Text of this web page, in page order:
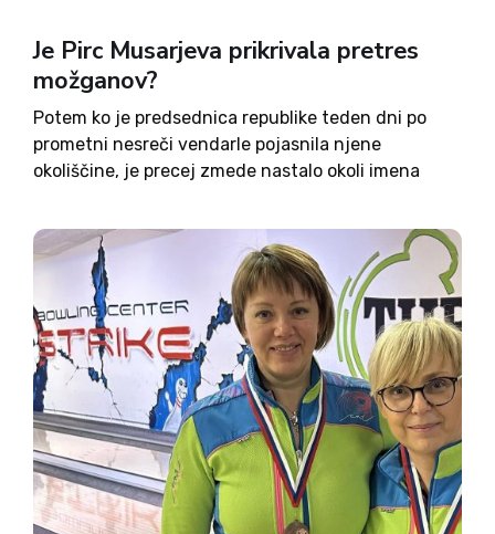
Je Pirc Musarjeva prikrivala pretres
možganov?
Potem ko je predsednica republike teden dni po
prometni nesreči vendarle pojasnila njene
okoliščine, je precej zmede nastalo okoli imena
objavi odpustnega pisma postalo jasno, da je
poleg zlomljene ključnice utrpela...